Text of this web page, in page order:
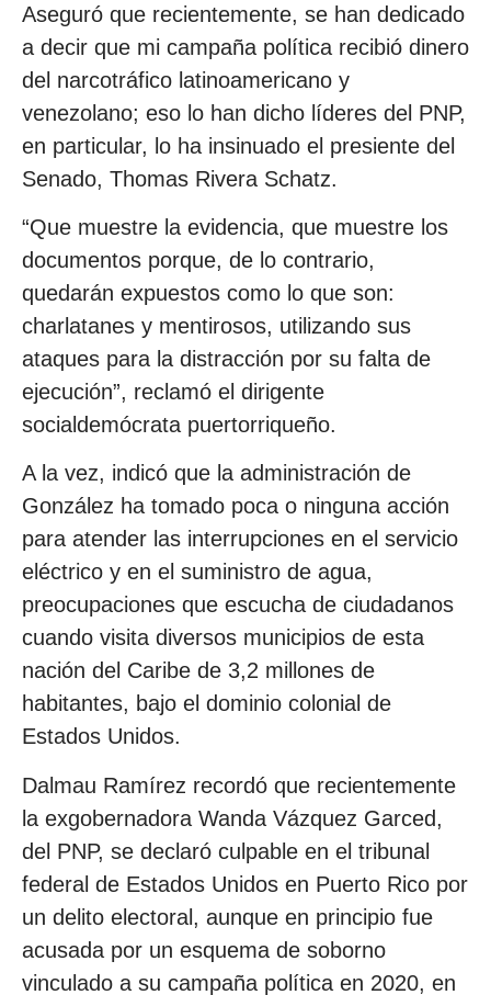
Aseguró que recientemente, se han dedicado
a decir que mi campaña política recibió dinero
del narcotráfico latinoamericano y
venezolano; eso lo han dicho líderes del PNP,
en particular, lo ha insinuado el presiente del
Senado, Thomas Rivera Schatz.
“Que muestre la evidencia, que muestre los
documentos porque, de lo contrario,
quedarán expuestos como lo que son:
charlatanes y mentirosos, utilizando sus
ataques para la distracción por su falta de
ejecución”, reclamó el dirigente
socialdemócrata puertorriqueño.
A la vez, indicó que la administración de
González ha tomado poca o ninguna acción
para atender las interrupciones en el servicio
eléctrico y en el suministro de agua,
preocupaciones que escucha de ciudadanos
cuando visita diversos municipios de esta
nación del Caribe de 3,2 millones de
habitantes, bajo el dominio colonial de
Estados Unidos.
Dalmau Ramírez recordó que recientemente
la exgobernadora Wanda Vázquez Garced,
del PNP, se declaró culpable en el tribunal
federal de Estados Unidos en Puerto Rico por
un delito electoral, aunque en principio fue
acusada por un esquema de soborno
vinculado a su campaña política en 2020, en